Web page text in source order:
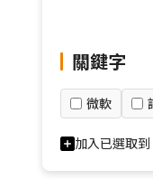
關鍵字
微軟
加入已選取到